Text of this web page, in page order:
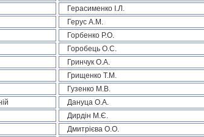
Герасименко І.Л.
Герус А.М.
Горбенко Р.О.
Горобець О.С.
Гринчук О.А.
Грищенко Т.М.
Гузенко М.В.
Дануца О.А.
Дирдін М.Є.
Дмитрієва О.О.